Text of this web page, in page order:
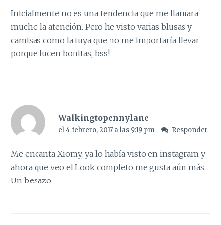
Inicialmente no es una tendencia que me llamara
mucho la atención. Pero he visto varias blusas y
camisas como la tuya que no me importaría llevar
porque lucen bonitas, bss!
Walkingtopennylane
el 4 febrero, 2017 a las 9:19 pm Responder
Me encanta Xiomy, ya lo había visto en instagram y
ahora que veo el Look completo me gusta aún más.
Un besazo